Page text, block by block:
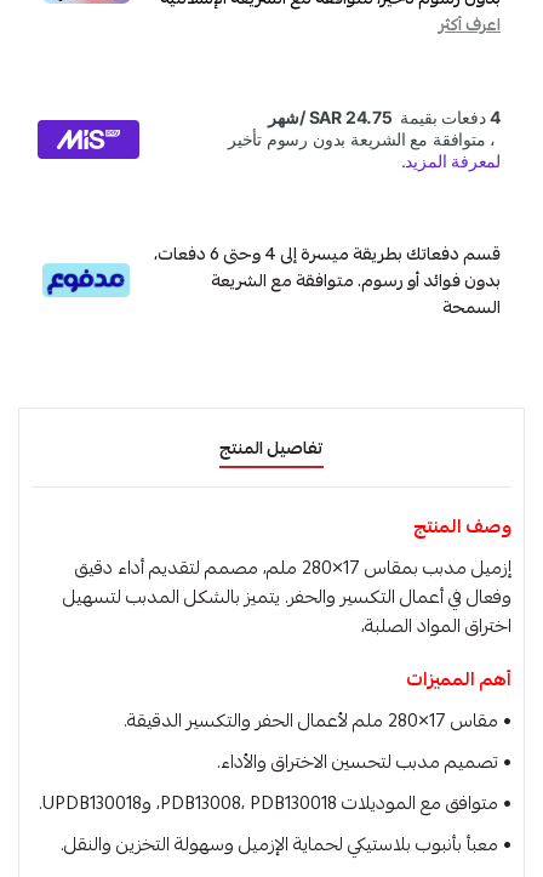
اعرف أكثر
قسم دفعاتك بطريقة ميسرة إلى 4 وحتى 6 دفعات،
بدون فوائد أو رسوم. متوافقة مع الشريعة
السمحة
تفاصيل المنتج
وصف المنتج
إزميل مدبب بمقاس 17×280 ملم، مصمم لتقديم أداء دقيق
وفعال في أعمال التكسير والحفر. يتميز بالشكل المدبب لتسهيل
اختراق المواد الصلبة،
أهم المميزات
• مقاس 17×280 ملم لأعمال الحفر والتكسير الدقيقة.
• تصميم مدبب لتحسين الاختراق والأداء.
• متوافق مع الموديلات PDB13008، PDB130018، وUPDB130018.
• معبأ بأنبوب بلاستيكي لحماية الإزميل وسهولة التخزين والنقل.